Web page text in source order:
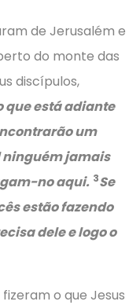
de Jerusalém e
do monte das
discípulos,
que está adiante
um
jamais
no aqui. 3Se
estão fazendo
dele e logo o
o que Jesus